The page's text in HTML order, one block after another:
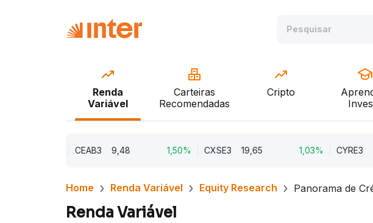
Renda
Variável
Carteiras
Recomendadas
Cripto
CEAB3 9,48 1,50% CXSE3 19,65 1,03% CYRE3
Home Renda Variável Equity Research Panorama de
Renda Variável